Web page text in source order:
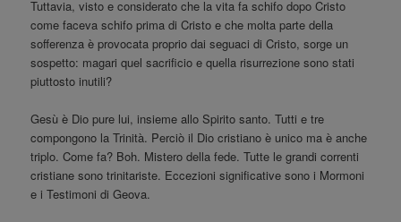
Tuttavia, visto e considerato che la vita fa schifo dopo Cristo
come faceva schifo prima di Cristo e che molta parte della
sofferenza è provocata proprio dai seguaci di Cristo, sorge un
sospetto: magari quel sacrificio e quella risurrezione sono stati
piuttosto inutili?
Gesù è Dio pure lui, insieme allo Spirito santo. Tutti e tre
compongono la Trinità. Perciò il Dio cristiano è unico ma è anche
triplo. Come fa? Boh. Mistero della fede. Tutte le grandi correnti
cristiane sono trinitariste. Eccezioni significative sono i Mormoni
e i Testimoni di Geova.